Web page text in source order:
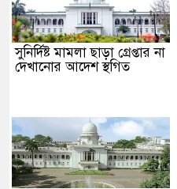
সুনির্দিষ্ট মামলা ছাড়া গ্রেপ্তার না
দেখানোর আদেশ স্থগিত